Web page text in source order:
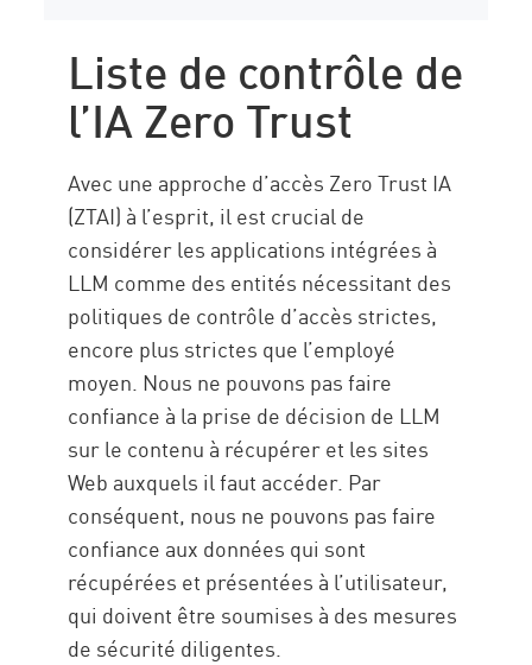
Liste de contrôle de
l’IA Zero Trust
Avec une approche d’accès Zero Trust IA
(ZTAI) à l’esprit, il est crucial de
considérer les applications intégrées à
LLM comme des entités nécessitant des
politiques de contrôle d’accès strictes,
encore plus strictes que l’employé
moyen. Nous ne pouvons pas faire
confiance à la prise de décision de LLM
sur le contenu à récupérer et les sites
Web auxquels il faut accéder. Par
conséquent, nous ne pouvons pas faire
confiance aux données qui sont
récupérées et présentées à l’utilisateur,
qui doivent être soumises à des mesures
de sécurité diligentes.